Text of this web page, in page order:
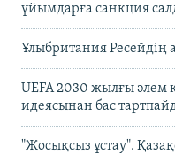
ұйымдарға санкция
Ұлыбритания Ресейдің
UEFA 2030 жылғы әлем
идеясынан бас
"Жосықсыз ұстау".